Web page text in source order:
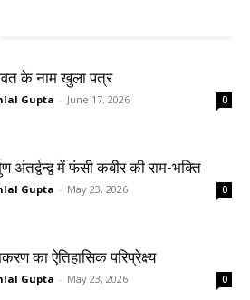
के नाम खुला पत्र
Gupta - June 17, 2026 0
अंतर्द्वन्द्व में फंसी कबीर की राम-भक्ति
Gupta - May 23, 2026 0
का ऐतिहासिक परिप्रेक्ष्य
Gupta - May 23, 2026 0